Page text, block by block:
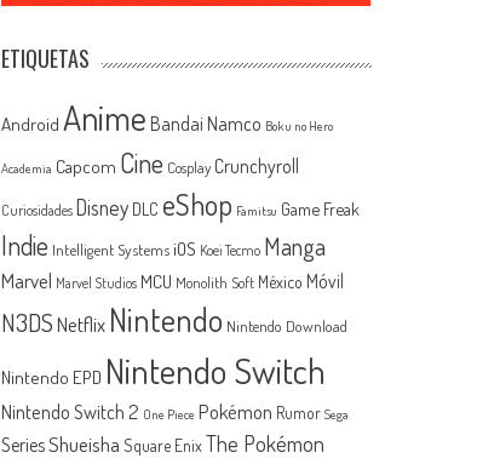
ETIQUETAS
Android Anime Bandai Namco Boku no Hero
Academia Capcom Cine Cosplay Crunchyroll
Curiosidades Disney DLC eShop Famitsu Game Freak
Indie Intelligent Systems iOS Koei Tecmo Manga
Marvel Marvel Studios MCU Monolith Soft México Móvil
N3DSNetflix Nintendo Nintendo Download
Nintendo EPD Nintendo Switch
Nintendo Switch 2 One Piece Pokémon Rumor Sega
SeriesShueisha Square EnixThe Pokémon